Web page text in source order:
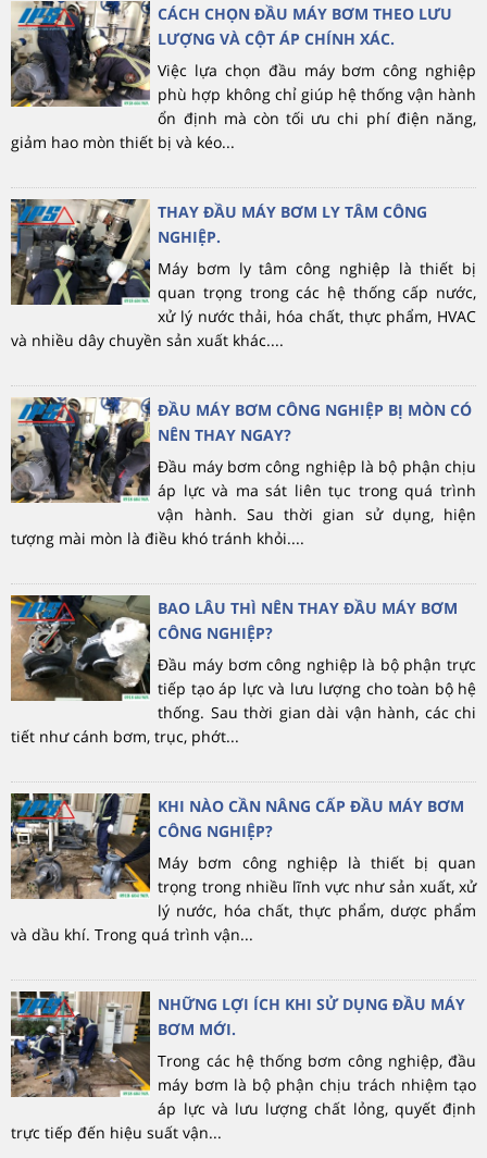
CÁCH CHỌN ĐẦU MÁY BƠM THEO LƯU
LƯỢNG VÀ CỘT ÁP CHÍNH XÁC.
Việc lựa chọn đầu máy bơm công nghiệp
phù hợp không chỉ giúp hệ thống vận hành
ổn định mà còn tối ưu chi phí điện năng,
giảm hao mòn thiết bị và kéo...
THAY ĐẦU MÁY BƠM LY TÂM CÔNG
NGHIỆP.
Máy bơm ly tâm công nghiệp là thiết bị
quan trọng trong các hệ thống cấp nước,
xử lý nước thải, hóa chất, thực phẩm, HVAC
và nhiều dây chuyền sản xuất khác....
ĐẦU MÁY BƠM CÔNG NGHIỆP BỊ MÒN CÓ
NÊN THAY NGAY?
Đầu máy bơm công nghiệp là bộ phận chịu
áp lực và ma sát liên tục trong quá trình
vận hành. Sau thời gian sử dụng, hiện
tượng mài mòn là điều khó tránh khỏi....
BAO LÂU THÌ NÊN THAY ĐẦU MÁY BƠM
CÔNG NGHIỆP?
Đầu máy bơm công nghiệp là bộ phận trực
tiếp tạo áp lực và lưu lượng cho toàn bộ hệ
thống. Sau thời gian dài vận hành, các chi
tiết như cánh bơm, trục, phớt...
KHI NÀO CẦN NÂNG CẤP ĐẦU MÁY BƠM
CÔNG NGHIỆP?
Máy bơm công nghiệp là thiết bị quan
trọng trong nhiều lĩnh vực như sản xuất, xử
lý nước, hóa chất, thực phẩm, dược phẩm
và dầu khí. Trong quá trình vận...
NHỮNG LỢI ÍCH KHI SỬ DỤNG ĐẦU MÁY
BƠM MỚI.
Trong các hệ thống bơm công nghiệp, đầu
máy bơm là bộ phận chịu trách nhiệm tạo
áp lực và lưu lượng chất lỏng, quyết định
trực tiếp đến hiệu suất vận...